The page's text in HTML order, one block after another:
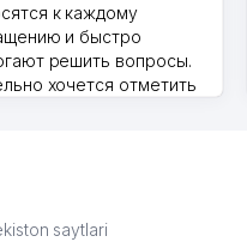
к каждому
и быстро
решить вопросы.
хочется отметить
клиентов.
saytlari